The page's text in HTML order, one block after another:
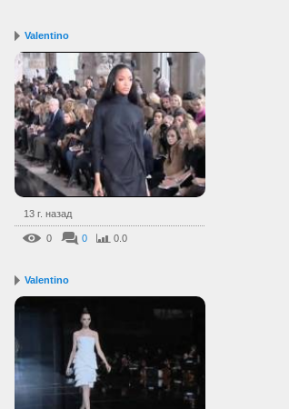
Valentino
13 г. назад
0 0 0.0
Valentino